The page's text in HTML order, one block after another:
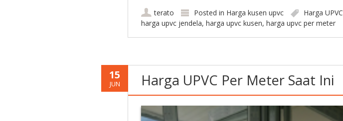
terato Posted in Harga kusen upvc Harga UPVC
harga upvc jendela, harga upvc kusen, harga upvc per meter
15
JUN Harga UPVC Per Meter Saat Ini